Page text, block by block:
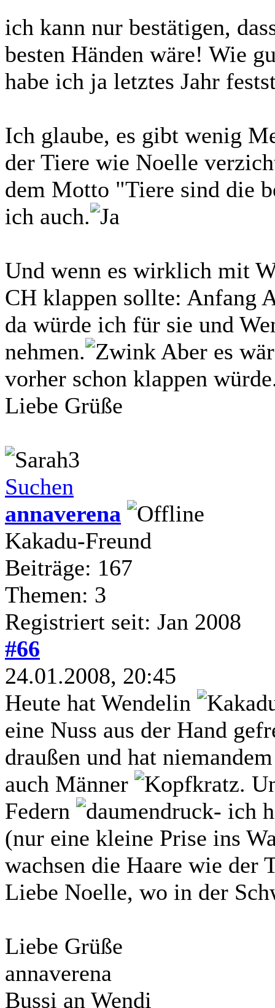
ich kann nur bestätigen,
besten Händen wäre! Wie
habe ich ja letztes Jahr
Ich glaube, es gibt wenig
der Tiere wie Noelle
dem Motto "Tiere sind die
ich auch.
Und wenn es wirklich mit
CH klappen sollte: Anfang
da würde ich für sie und
nehmen.
Aber es
vorher schon klappen
Liebe Grüße
Suchen
annaverena
Kakadu-Freund
Beiträge: 167
Themen: 3
Registriert seit: Jan 2008
#66
24.01.2008, 20:45
Heute hat Wendelin
eine Nuss aus der Hand
draußen und hat
auch Männer
.
Federn
- ich
(nur eine kleine Prise ins
wachsen die Haare wie der
Liebe Noelle, wo in der
Liebe Grüße
annaverena
Bussi an Wendi